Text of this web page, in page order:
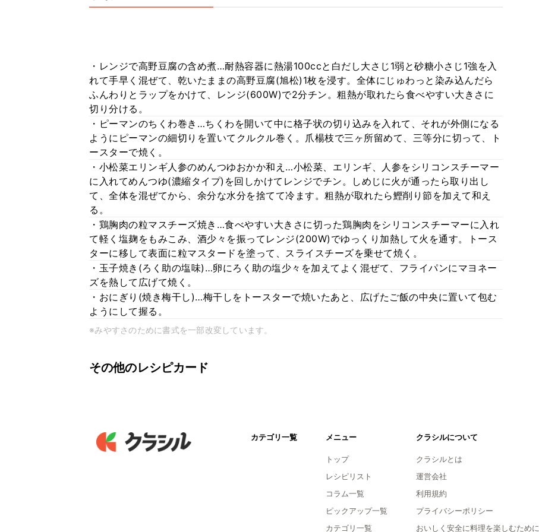
・レンジで高野豆腐の含め煮…耐熱容器に熱湯100ccと白だし大さじ1弱と砂糖小さじ1強を入
れて手早く混ぜて、乾いたままの高野豆腐(旭松)1枚を浸す。全体にじゅわっと染み込んだら
ふんわりとラップをかけて、レンジ(600W)で2分チン。粗熱が取れたら食べやすい大きさに
切り分ける。
・ピーマンのちくわ巻き…ちくわを開いて中に格子状の切り込みを入れて、それが外側になる
ようにピーマンの細切りを置いてクルクル巻く。爪楊枝で三ヶ所留めて、三等分に切って、ト
ースターで焼く。
・小松菜エリンギ人参のめんつゆおかか和え…小松菜、エリンギ、人参をシリコンスチーマー
に入れてめんつゆ(濃縮タイプ)を回しかけてレンジでチン。しめじに火が通ったら取り出し
て、全体を混ぜてから、余分な水分を捨てて冷ます。粗熱が取れたら鰹削り節を加えて和え
る。
・鶏胸肉の粒マスチーズ焼き…食べやすい大きさに切った鶏胸肉をシリコンスチーマーに入れ
て軽く塩麹をもみこみ、酒少々を振ってレンジ(200W)でゆっくり加熱して火を通す。トース
ターに移して表面に粒マスタードを塗って、スライスチーズを乗せて焼く。
・玉子焼き(ろく助の塩味)…卵にろく助の塩少々を加えてよく混ぜて、フライパンにマヨネー
ズを熱して広げて焼く。
・おにぎり(焼き梅干し)…梅干しをトースターで焼いたあと、広げたご飯の中央に置いて包む
ようにして握る。
※みやすさのために書式を一部改変しています。
その他のレシピカード
カテゴリ一覧 メニュー
トップ
レシピリスト
コラム一覧
ピックアップ一覧
カテゴリ一覧
クラシルについて
クラシルとは
運営会社
利用規約
プライバシーポリシー
おいしく安全に料理を楽しむために